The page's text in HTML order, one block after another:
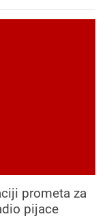
prometa za
pijace